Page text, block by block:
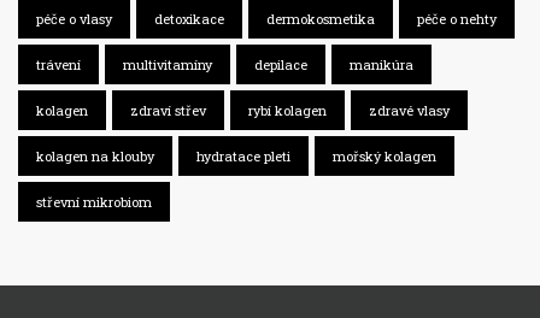
péče o vlasy detoxikace dermokosmetika péče o nehty
trávení multivitamíny depilace manikúra
kolagen zdraví střev rybí kolagen zdravé vlasy
kolagen na klouby hydratace pleti mořský kolagen
střevní mikrobiom